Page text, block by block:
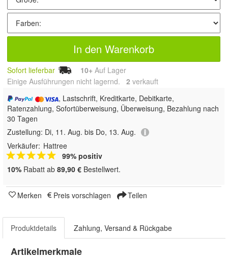
In den Warenkorb
Sofort lieferbar 10+ Auf Lager
Einige Ausführungen nicht lagernd. 2 verkauft
, Lastschrift, Kreditkarte, Debitkarte,
Ratenzahlung, Sofortüberweisung, Überweisung, Bezahlung nach
30 Tagen
Zustellung: Di, 11. Aug. bis Do, 13. Aug.
Verkäufer: Hattree
99% positiv
10% Rabatt ab 89,90 € Bestellwert.
Merken Preis vorschlagen Teilen
Produktdetails Zahlung, Versand & Rückgabe
Artikelmerkmale